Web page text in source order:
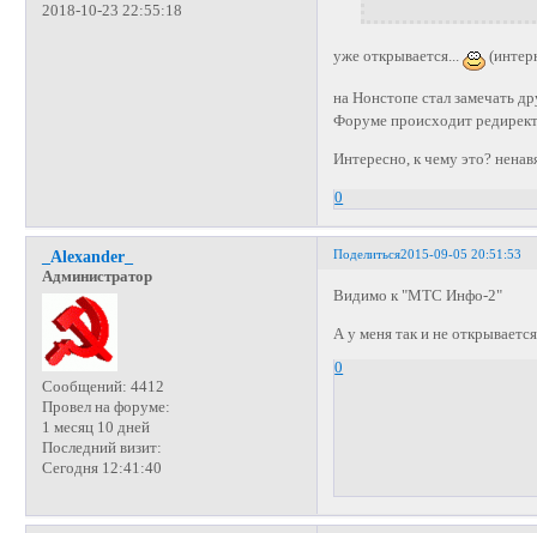
2018-10-23 22:55:18
уже открывается...
на Нонстопе стал замечать
Форуме происходит
Интересно, к чему это?
0
Поделиться2015-09-05 20:51:53
_Alexander_
Администратор
Сообщений: 4412
Провел на форуме:
1 месяц 10 дней
Последний визит:
Сегодня 12:41:40
Видимо к "МТС Инфо-2"
А у меня так и не
0